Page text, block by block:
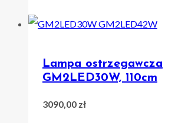
Lampa ostrzegawcza
GM2LED30W, 110cm
3090,00 zł